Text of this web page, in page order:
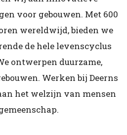
voor gebouwen. Met 600
wereldwijd, bieden we
de hele levenscyclus
ontwerpen duurzame,
Werken bij Deerns
het welzijn van mensen